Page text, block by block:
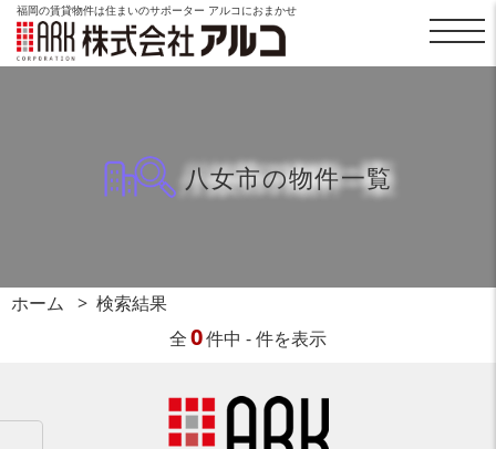
福岡の賃貸物件は住まいのサポーター アルコにおまかせ
八女市の物件一覧
ホーム
検索結果
全0件中 - 件を表示